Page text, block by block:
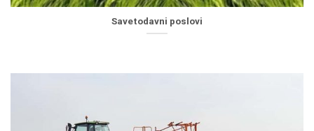
Savetodavni poslovi